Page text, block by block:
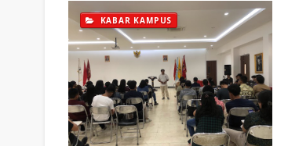
KABAR KAMPUS